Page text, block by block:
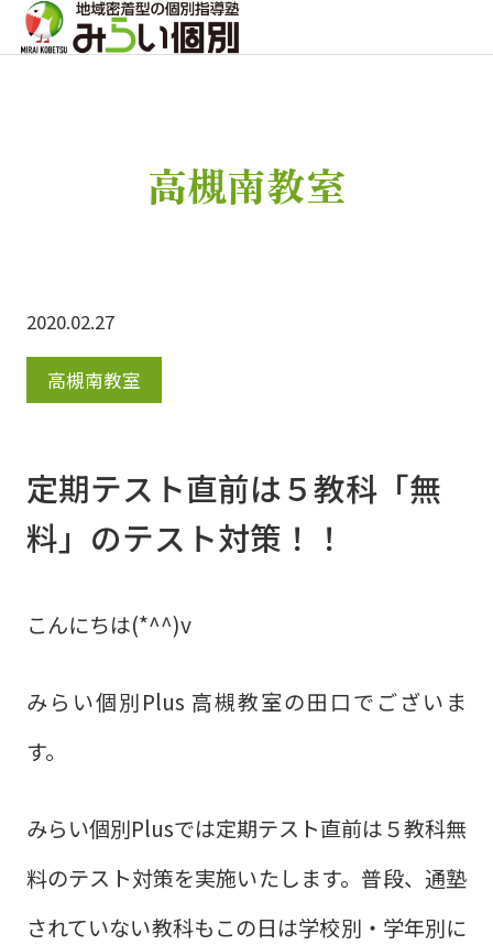
高槻南教室
2020.02.27
高槻南教室
定期テスト直前は５教科「無
料」のテスト対策！！
こんにちは(*^^)v
みらい個別Plus 高槻教室の田口でございま
す。
みらい個別Plusでは定期テスト直前は５教科無
料のテスト対策を実施いたします。普段、通塾
されていない教科もこの日は学校別・学年別に